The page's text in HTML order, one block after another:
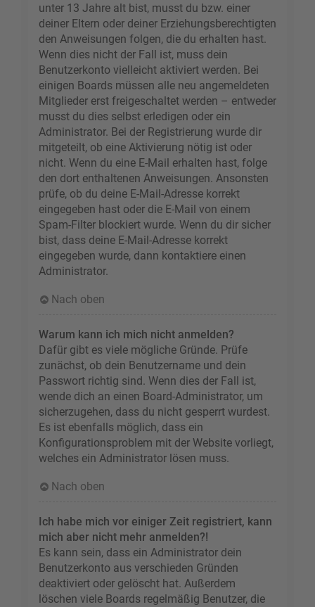
unter 13 Jahre alt bist, musst du bzw. einer
deiner Eltern oder deiner Erziehungsberechtigten
den Anweisungen folgen, die du erhalten hast.
Wenn dies nicht der Fall ist, muss dein
Benutzerkonto vielleicht aktiviert werden. Bei
einigen Boards müssen alle neu angemeldeten
Mitglieder erst freigeschaltet werden – entweder
musst du dies selbst erledigen oder ein
Administrator. Bei der Registrierung wurde dir
mitgeteilt, ob eine Aktivierung nötig ist oder
nicht. Wenn du eine E-Mail erhalten hast, folge
den dort enthaltenen Anweisungen. Ansonsten
prüfe, ob du deine E-Mail-Adresse korrekt
eingegeben hast oder die E-Mail von einem
Spam-Filter blockiert wurde. Wenn du dir sicher
bist, dass deine E-Mail-Adresse korrekt
eingegeben wurde, dann kontaktiere einen
Administrator.
Nach oben
Warum kann ich mich nicht anmelden?
Dafür gibt es viele mögliche Gründe. Prüfe
zunächst, ob dein Benutzername und dein
Passwort richtig sind. Wenn dies der Fall ist,
wende dich an einen Board-Administrator, um
sicherzugehen, dass du nicht gesperrt wurdest.
Es ist ebenfalls möglich, dass ein
Konfigurationsproblem mit der Website vorliegt,
welches ein Administrator lösen muss.
Nach oben
Ich habe mich vor einiger Zeit registriert, kann
mich aber nicht mehr anmelden?!
Es kann sein, dass ein Administrator dein
Benutzerkonto aus verschieden Gründen
deaktiviert oder gelöscht hat. Außerdem
löschen viele Boards regelmäßig Benutzer, die